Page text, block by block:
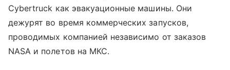
Cybertruck как эвакуационные машины. Они
дежурят во время коммерческих запусков,
проводимых компанией независимо от заказов
NASA и полетов на МКС.